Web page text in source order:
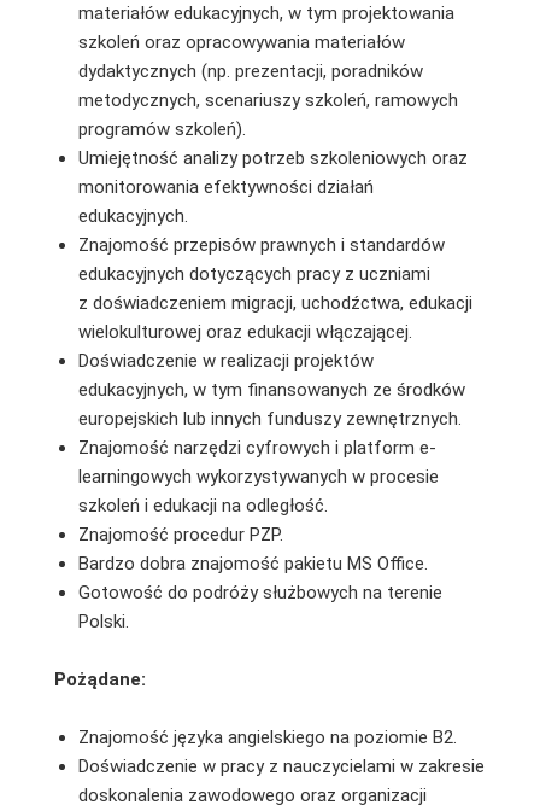
materiałów edukacyjnych, w tym projektowania
szkoleń oraz opracowywania materiałów
dydaktycznych (np. prezentacji, poradników
metodycznych, scenariuszy szkoleń, ramowych
programów szkoleń).
Umiejętność analizy potrzeb szkoleniowych oraz
monitorowania efektywności działań
edukacyjnych.
Znajomość przepisów prawnych i standardów
edukacyjnych dotyczących pracy z uczniami
z doświadczeniem migracji, uchodźctwa, edukacji
wielokulturowej oraz edukacji włączającej.
Doświadczenie w realizacji projektów
edukacyjnych, w tym finansowanych ze środków
europejskich lub innych funduszy zewnętrznych.
Znajomość narzędzi cyfrowych i platform e-
learningowych wykorzystywanych w procesie
szkoleń i edukacji na odległość.
Znajomość procedur PZP.
Bardzo dobra znajomość pakietu MS Office.
Gotowość do podróży służbowych na terenie
Polski.
Pożądane:
Znajomość języka angielskiego na poziomie B2.
Doświadczenie w pracy z nauczycielami w zakresie
doskonalenia zawodowego oraz organizacji